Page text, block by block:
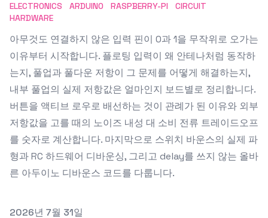
ELECTRONICS ARDUINO RASPBERRY-PI
CIRCUIT
HARDWARE
아무것도 연결하지 않은 입력 핀이 0과 1을 무작위로 오가는
이유부터 시작합니다. 플로팅 입력이 왜 안테나처럼 동작하
는지, 풀업과 풀다운 저항이 그 문제를 어떻게 해결하는지,
내부 풀업의 실제 저항값은 얼마인지 보드별로 정리합니다.
버튼을 액티브 로우로 배선하는 것이 관례가 된 이유와 외부
저항값을 고를 때의 노이즈 내성 대 소비 전류 트레이드오프
를 숫자로 계산합니다. 마지막으로 스위치 바운스의 실제 파
형과 RC 하드웨어 디바운싱, 그리고 delay를 쓰지 않는 올바
른 아두이노 디바운스 코드를 다룹니다.
Published on
2026년 7월 31일